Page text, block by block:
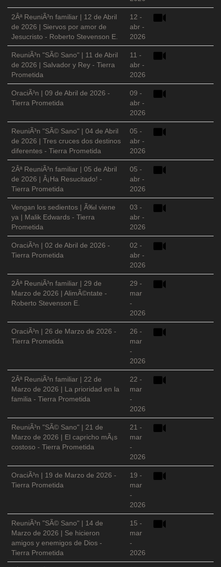
2Âª ReuniÃ³n familiar | 12 de Abril
de 2026 | Siervos por amor de
Jesucristo - Roberto Stevenson E.
12 -
abr -
2026
ReuniÃ³n "SÃ© Sano" | 11 de Abril
de 2026 | Salvador y Rey - Tierra
Prometida
11 -
abr -
2026
OraciÃ³n | 09 de Abril de 2026 -
Tierra Prometida
09 -
abr -
2026
ReuniÃ³n "SÃ© Sano" | 04 de Abril
de 2026 | Tres cruces dos destinos
diferentes - Tierra Prometida
05 -
abr -
2026
2Âª ReuniÃ³n familiar | 05 de Abril
de 2026 | Â¡Ha Resucitado! -
Tierra Prometida
05 -
abr -
2026
Vengan los sedientos | Ã‰l viene
ya | Malik Edwards - Tierra
Prometida
03 -
abr -
2026
OraciÃ³n | 02 de Abril de 2026 -
Tierra Prometida
02 -
abr -
2026
2Âª ReuniÃ³n familiar | 29 de
Marzo de 2026 | AlimÃ©ntate -
Roberto Stevenson E.
29 -
mar
-
2026
OraciÃ³n | 26 de Marzo de 2026 -
Tierra Prometida
26 -
mar
-
2026
2Âª ReuniÃ³n familiar | 22 de
Marzo de 2026 | La prioridad en la
familia - Tierra Prometida
22 -
mar
-
2026
ReuniÃ³n "SÃ© Sano" | 21 de
Marzo de 2026 | El capricho mÃ¡s
costoso - Tierra Prometida
21 -
mar
-
2026
OraciÃ³n | 19 de Marzo de 2026 -
Tierra Prometida
19 -
mar
-
2026
ReuniÃ³n "SÃ© Sano" | 14 de
Marzo de 2026 | Se hicieron
amigos y enemigos de Dios -
Tierra Prometida
15 -
mar
-
2026